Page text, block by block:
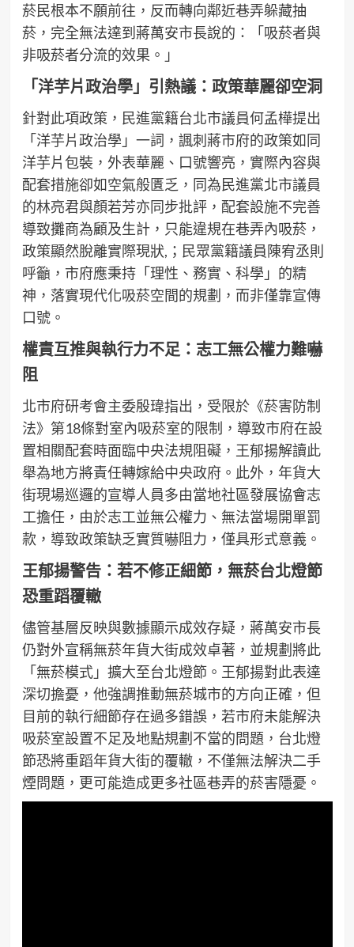
菸民根本不願前往，反而轉向鄰近巷弄躲藏抽
菸，完全無法達到蔣萬安市長說的：「吸菸者與
非吸菸者分流的效果。」
「洋芋片政治學」引熱議：政策華麗卻空洞
針對此項政策，民進黨籍台北市議員何孟樺提出
「洋芋片政治學」一詞，諷刺蔣市府的政策如同
洋芋片包裝，外表華麗、口號響亮，實際內容與
配套措施卻如空氣般匱乏，同為民進黨北市議員
的林亮君與顏若芳亦同步批評，配套設施不完善
導致攤商為顧及生計，只能違規在巷弄內吸菸，
政策顯然脫離實際現狀,；民眾黨籍議員陳宥丞則
呼籲，市府應秉持「理性、務實、科學」的精
神，落實現代化吸菸空間的規劃，而非僅靠宣傳
口號。
權責互推與執行力不足：志工無公權力難嚇
阻
北市府研考會主委殷瑋指出，受限於《菸害防制
法》第18條對室內吸菸室的限制，導致市府在設
置相關配套時面臨中央法規阻礙，王郁揚解讀此
舉為地方將責任轉嫁給中央政府。此外，年貨大
街現場巡邏的宣導人員多由當地社區發展協會志
工擔任，由於志工並無公權力、無法當場開單罰
款，導致政策缺乏實質嚇阻力，僅具形式意義。
王郁揚警告：若不修正細節，無菸台北燈節
恐重蹈覆轍
儘管基層反映與數據顯示成效存疑，蔣萬安市長
仍對外宣稱無菸年貨大街成效卓著，並規劃將此
「無菸模式」擴大至台北燈節。王郁揚對此表達
深切擔憂，他強調推動無菸城市的方向正確，但
目前的執行細節存在過多錯誤，若市府未能解決
吸菸室設置不足及地點規劃不當的問題，台北燈
節恐將重蹈年貨大街的覆轍，不僅無法解決二手
煙問題，更可能造成更多社區巷弄的菸害隱憂。